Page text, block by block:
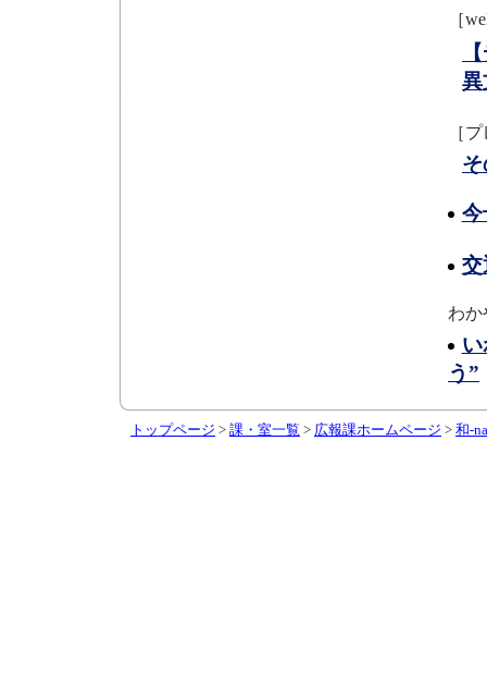
［
異
［
今
交
わ
う”
トップページ > 課・室一覧 > 広報課ホームページ > 和-